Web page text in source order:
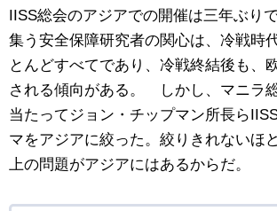
IISS総会のアジアでの開催は三年ぶり
集う安全保障研究者の関心は、冷戦時
とんどすべてであり、冷戦終結後も、
される傾向がある。 しかし、マニラ
当たってジョン・チップマン所長ら
マをアジアに絞った。絞りきれないほ
上の問題がアジアにはあるからだ。